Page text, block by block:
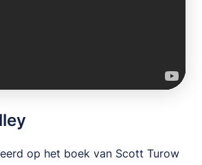
op het boek van Scott Turow